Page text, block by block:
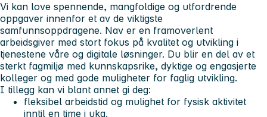
Vi kan love spennende, mangfoldige og utfordrende
oppgaver innenfor et av de viktigste
samfunnsoppdragene. Nav er en framoverlent
arbeidsgiver med stort fokus på kvalitet og utvikling i
tjenestene våre og digitale løsninger. Du blir en del av et
sterkt fagmiljø med kunnskapsrike, dyktige og engasjerte
kolleger og med gode muligheter for faglig utvikling.
I tillegg kan vi blant annet gi deg:
fleksibel arbeidstid og mulighet for fysisk aktivitet
inntil en time i uka.